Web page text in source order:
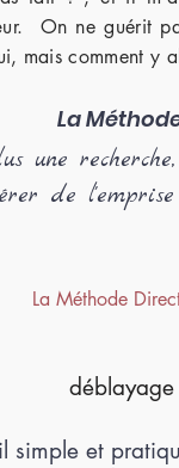
On ne guérit
mais comment y
La
une
de
La Méthode
déblayage
simple et